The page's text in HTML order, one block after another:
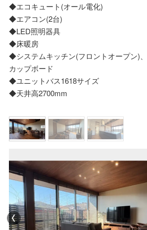
◆エコキュート(オール電化)
◆エアコン(2台)
◆LED照明器具
◆床暖房
◆システムキッチン(フロントオープン)、
カップボード
◆ユニットバス1618サイズ
◆天井高2700mm